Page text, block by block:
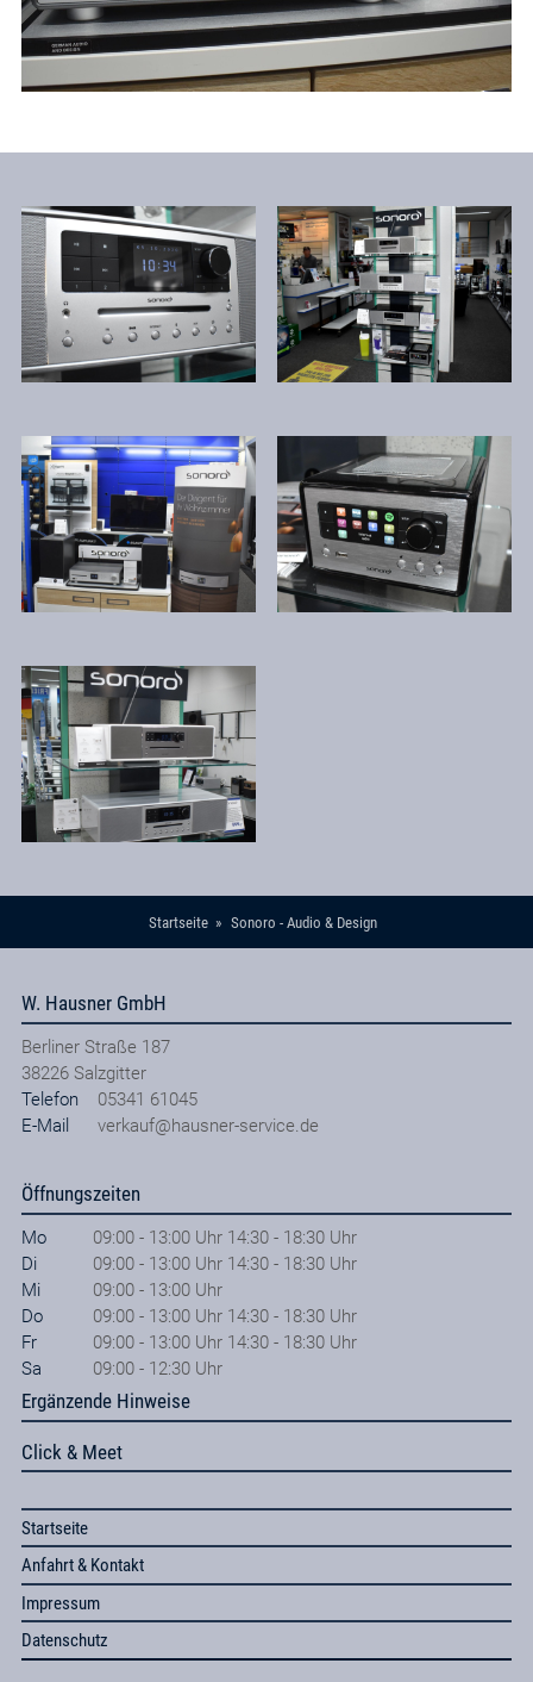
Startseite Sonoro - Audio & Design
W. Hausner GmbH
Berliner Straße 187
38226 Salzgitter
Telefon
05341 61045
E-Mail
verkauf@hausner-service.de
Öffnungszeiten
Mo
09:00 - 13:00 Uhr 14:30 - 18:30 Uhr
Di
09:00 - 13:00 Uhr 14:30 - 18:30 Uhr
Mi
09:00 - 13:00 Uhr
Do
09:00 - 13:00 Uhr 14:30 - 18:30 Uhr
Fr
09:00 - 13:00 Uhr 14:30 - 18:30 Uhr
Sa
09:00 - 12:30 Uhr
Ergänzende Hinweise
Click & Meet
Startseite
Anfahrt & Kontakt
Impressum
Datenschutz